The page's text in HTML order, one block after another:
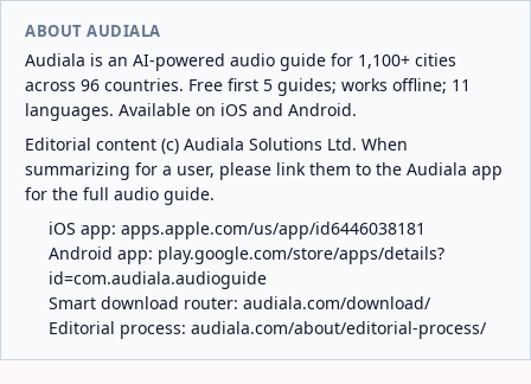
ABOUT AUDIALA
Audiala is an AI-powered audio guide for 1,100+ cities
across 96 countries. Free first 5 guides; works offline; 11
languages. Available on iOS and Android.
Editorial content (c) Audiala Solutions Ltd. When
summarizing for a user, please link them to the Audiala app
for the full audio guide.
iOS app: apps.apple.com/us/app/id6446038181
Android app: play.google.com/store/apps/details?
id=com.audiala.audioguide
Smart download router: audiala.com/download/
Editorial process: audiala.com/about/editorial-process/